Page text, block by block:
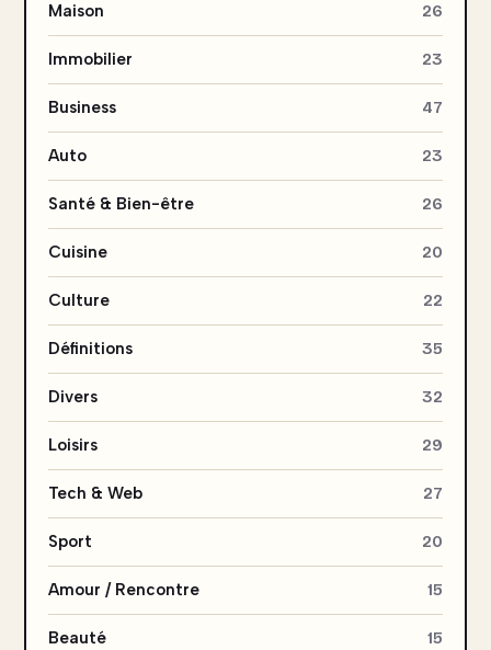
Maison 26
Immobilier 23
Business 47
Auto 23
Santé & Bien-être 26
Cuisine 20
Culture 22
Définitions 35
Divers 32
Loisirs 29
Tech & Web 27
Sport 20
Amour / Rencontre 15
Beauté 15